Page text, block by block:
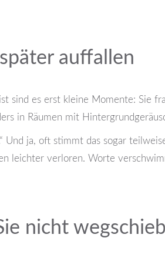
auffallen
sind es erst kleine Momente: Sie
in Räumen mit
Und ja, oft stimmt das sogar
leichter verloren. Worte
nicht